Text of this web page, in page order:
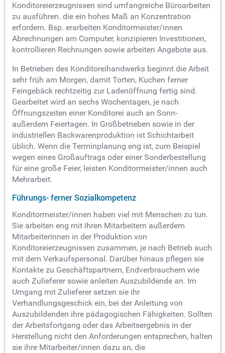
Konditoreierzeugnissen sind umfangreiche Büroarbeiten
zu ausführen. die ein hohes Maß an Konzentration
erfordern. Bsp. erarbeiten Konditormeister/innen
Abrechnungen am Computer, konzipieren Investitionen,
kontrollieren Rechnungen sowie arbeiten Angebote aus.
In Betrieben des Konditoreihandwerks beginnt die Arbeit
sehr früh am Morgen, damit Torten, Kuchen ferner
Feingebäck rechtzeitig zur Ladenöffnung fertig sind.
Gearbeitet wird an sechs Wochentagen, je nach
Öffnungszeiten einer Konditorei auch an Sonn-
außerdem Feiertagen. In Großbetrieben sowie in der
industriellen Backwarenproduktion ist Schichtarbeit
üblich. Wenn die Terminplanung eng ist, zum Beispiel
wegen eines Großauftrags oder einer Sonderbestellung
für eine große Feier, leisten Konditormeister/innen auch
Mehrarbeit.
Führungs- ferner Sozialkompetenz
Konditormeister/innen haben viel mit Menschen zu tun.
Sie arbeiten eng mit ihren Mitarbeitern außerdem
Mitarbeiterinnen in der Produktion von
Konditoreierzeugnissen zusammen, je nach Betrieb auch
mit dem Verkaufspersonal. Darüber hinaus pflegen sie
Kontakte zu Geschäftspartnern, Endverbrauchern wie
auch Zulieferer sowie anleiten Auszubildende an. Im
Umgang mit Zulieferer setzen sie ihr
Verhandlungsgeschick ein, bei der Anleitung von
Auszubildenden ihre pädagogischen Fähigkeiten. Sollten
der Arbeitsfortgang oder das Arbeitsergebnis in der
Herstellung nicht den Anforderungen entsprechen, halten
sie ihre Mitarbeiter/innen dazu an, die